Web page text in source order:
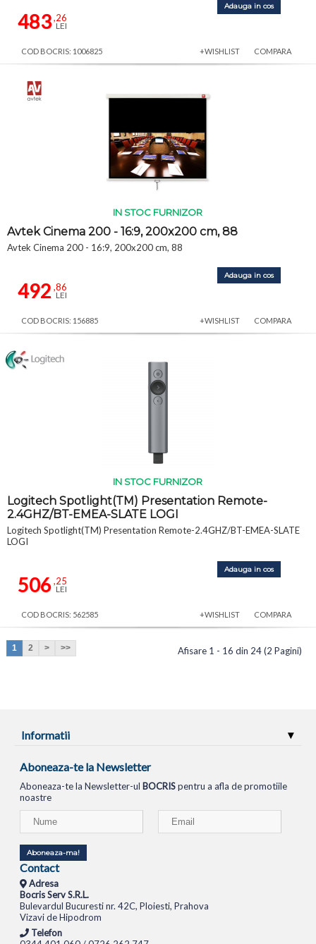
483,26
LEI
Adauga in cos
COD BOCRIS: 1006825 +WISHLIST COMPARA
IN STOC FURNIZOR
Avtek Cinema 200 - 16:9, 200x200 cm, 88
Avtek Cinema 200 - 16:9, 200x200 cm, 88
492,86
LEI
Adauga in cos
COD BOCRIS: 156885 +WISHLIST COMPARA
IN STOC FURNIZOR
Logitech Spotlight(TM) Presentation Remote-
2.4GHZ/BT-EMEA-SLATE LOGI
Logitech Spotlight(TM) Presentation Remote-2.4GHZ/BT-EMEA-SLATE
LOGI
506,25
LEI
Adauga in cos
COD BOCRIS: 562585 +WISHLIST COMPARA
1 2 > >> Afisare 1 - 16 din 24 (2 Pagini)
Informatii
Aboneaza-te la Newsletter
Aboneaza-te la Newsletter-ul BOCRISpentru a afla de promotiile
noastre
Aboneaza-ma!
Contact
Adresa
Bocris Serv S.R.L.
Bulevardul Bucuresti nr. 42C, Ploiesti, Prahova
Vizavi de Hipodrom
Telefon